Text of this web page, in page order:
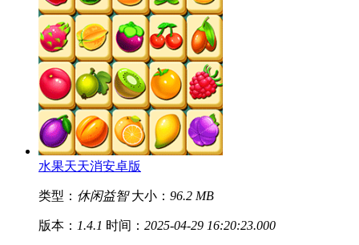
水果天天消安卓版
类型： 休闲益智 大小： 96.2 MB
版本： 1.4.1 时间： 2025-04-29 16:20:23.000